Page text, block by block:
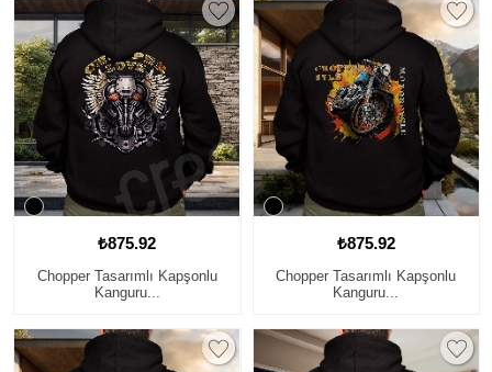
₺875.92
Chopper Tasarımlı Kapşonlu
Kanguru...
₺875.92
Chopper Tasarımlı Kapşonlu
Kanguru...